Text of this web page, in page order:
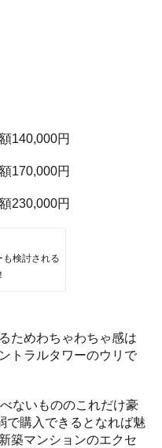
140,000円
170,000円
230,000円
検討される
ためわちゃわちゃ感は
トラルタワーのウリで
ないもののこれだけ豪
で購入できるとなれば魅
築マンションのエクセ